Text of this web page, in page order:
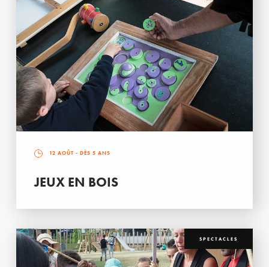
12 AOÛT - DÈS 5 ANS
JEUX EN BOIS
SPECTACLES